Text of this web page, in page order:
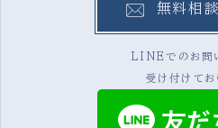
無料相
LINEでのお問
受け付けてお